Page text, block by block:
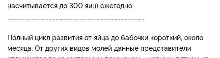
насчитывается до 300 яиц) ежегодно.
Полный цикл развития от яйца до бабочки короткий, около
месяца. От других видов молей данные представители